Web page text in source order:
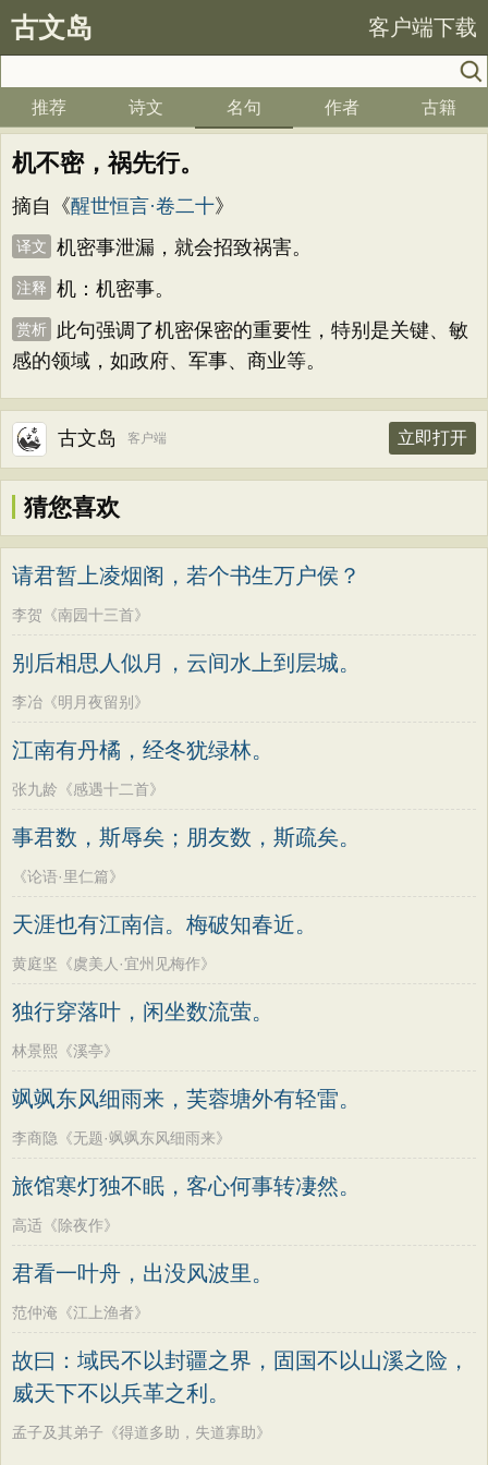
古文岛 客户端下载
推荐 诗文 名句 作者 古籍
机不密，祸先行。
摘自《醒世恒言·卷二十》
译文 机密事泄漏，就会招致祸害。
注释 机：机密事。
赏析
此句强调了机密保密的重要性，特别是关键、敏
感的领域，如政府、军事、商业等。
古文岛 客户端 立即打开
猜您喜欢
请君暂上凌烟阁，若个书生万户侯？
李贺《南园十三首》
别后相思人似月，云间水上到层城。
李冶《明月夜留别》
江南有丹橘，经冬犹绿林。
张九龄《感遇十二首》
事君数，斯辱矣；朋友数，斯疏矣。
《论语·里仁篇》
天涯也有江南信。梅破知春近。
黄庭坚《虞美人·宜州见梅作》
独行穿落叶，闲坐数流萤。
林景熙《溪亭》
飒飒东风细雨来，芙蓉塘外有轻雷。
李商隐《无题·飒飒东风细雨来》
旅馆寒灯独不眠，客心何事转凄然。
高适《除夜作》
君看一叶舟，出没风波里。
范仲淹《江上渔者》
故曰：域民不以封疆之界，固国不以山溪之险，
威天下不以兵革之利。
孟子及其弟子《得道多助，失道寡助》